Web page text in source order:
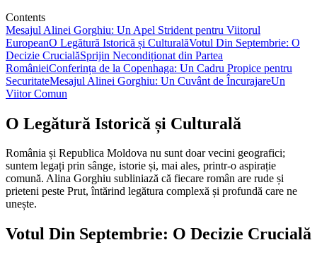
Contents
Mesajul Alinei Gorghiu: Un Apel Strident pentru Viitorul
EuropeanO Legătură Istorică și CulturalăVotul Din Septembrie: O
Decizie CrucialăSprijin Necondiționat din Partea
RomânieiConferința de la Copenhaga: Un Cadru Propice pentru
SecuritateMesajul Alinei Gorghiu: Un Cuvânt de ÎncurajareUn
Viitor Comun
O Legătură Istorică și Culturală
România și Republica Moldova nu sunt doar vecini geografici;
suntem legați prin sânge, istorie și, mai ales, printr-o aspirație
comună. Alina Gorghiu subliniază că fiecare român are rude și
prieteni peste Prut, întărind legătura complexă și profundă care ne
unește.
Votul Din Septembrie: O Decizie Crucială